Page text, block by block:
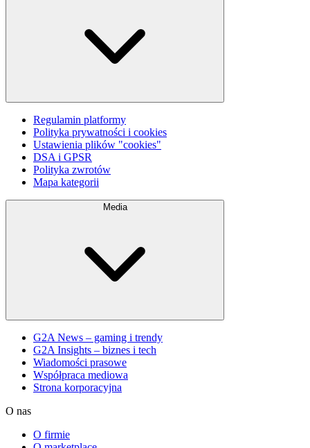
Regulamin platformy
Polityka prywatności i cookies
Ustawienia plików "cookies"
DSA i GPSR
Polityka zwrotów
Mapa kategorii
Media
G2A News – gaming i trendy
G2A Insights – biznes i tech
Wiadomości prasowe
Współpraca mediowa
Strona korporacyjna
O nas
O firmie